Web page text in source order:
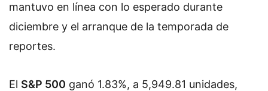
mantuvo en línea con lo esperado durante
diciembre y el arranque de la temporada de
reportes.
El S&P 500 ganó 1.83%, a 5,949.81 unidades,